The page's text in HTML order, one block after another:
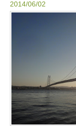
2014/06/02